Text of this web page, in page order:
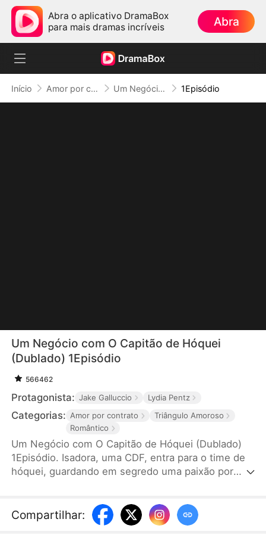
Abra o aplicativo DramaBox
para mais dramas incríveis
Abra
Início Amor por contrato Um Negócio com O Capitão de Hóquei (Dublado) 1Episódio
Um Negócio com O Capitão de Hóquei
(Dublado) 1Episódio
566462
Protagonista: Jake Galluccio Lydia Pentz
Categorias: Amor por contrato
Triângulo Amoroso
Romântico
Um Negócio com O Capitão de Hóquei (Dublado)
1Episódio. Isadora, uma CDF, entra para o time de
hóquei, guardando em segredo uma paixão por
Leo. Isadora se transforma e ganha confiança.
Faíscas começam a surgir entre ela e Tiago. No
Compartilhar: